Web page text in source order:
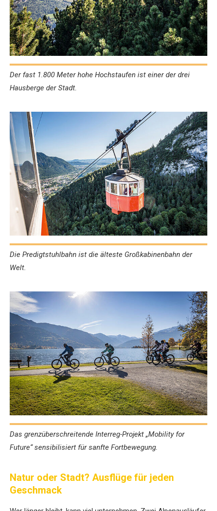
Der fast 1.800 Meter hohe Hochstaufen ist einer der drei
Hausberge der Stadt.
Die Predigtstuhlbahn ist die älteste Großkabinenbahn der
Welt.
Das grenzüberschreitende Interreg-Projekt „Mobility for
Future“ sensibilisiert für sanfte Fortbewegung.
Natur oder Stadt? Ausflüge für ­jeden
Geschmack